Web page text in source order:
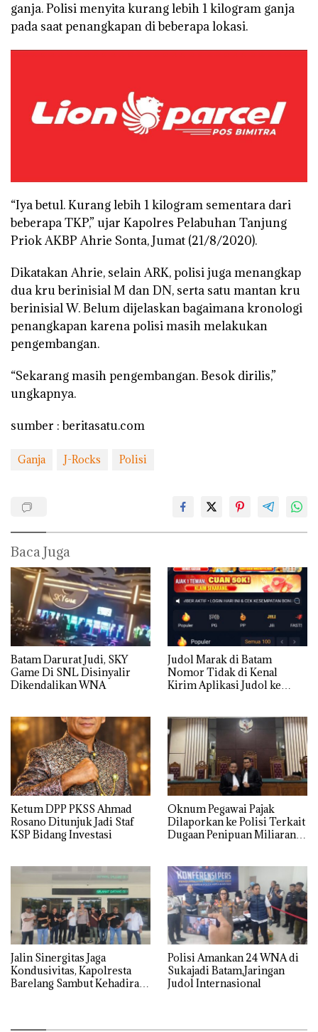
ganja. Polisi menyita kurang lebih 1 kilogram ganja
pada saat penangkapan di beberapa lokasi.
“Iya betul. Kurang lebih 1 kilogram sementara dari
beberapa TKP,” ujar Kapolres Pelabuhan Tanjung
Priok AKBP Ahrie Sonta, Jumat (21/8/2020).
Dikatakan Ahrie, selain ARK, polisi juga menangkap
dua kru berinisial M dan DN, serta satu mantan kru
berinisial W. Belum dijelaskan bagaimana kronologi
penangkapan karena polisi masih melakukan
pengembangan.
“Sekarang masih pengembangan. Besok dirilis,”
ungkapnya.
sumber : beritasatu.com
Ganja J-Rocks Polisi
Baca Juga
Batam Darurat Judi, SKY
Game Di SNL Disinyalir
Dikendalikan WNA
Judol Marak di Batam
Nomor Tidak di Kenal
Kirim Aplikasi Judol ke
Ketum DPP PKSS Ahmad
Rosano Ditunjuk Jadi Staf
KSP Bidang Investasi
Oknum Pegawai Pajak
Dilaporkan ke Polisi Terkait
Dugaan Penipuan Miliaran
Jalin Sinergitas Jaga
Kondusivitas, Kapolresta
Barelang Sambut Kehadiran
Polisi Amankan 24 WNA di
Sukajadi Batam,Jaringan
Judol Internasional